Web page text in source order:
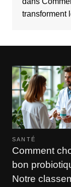
transforment
SANTÉ
Comment
bon
Notre